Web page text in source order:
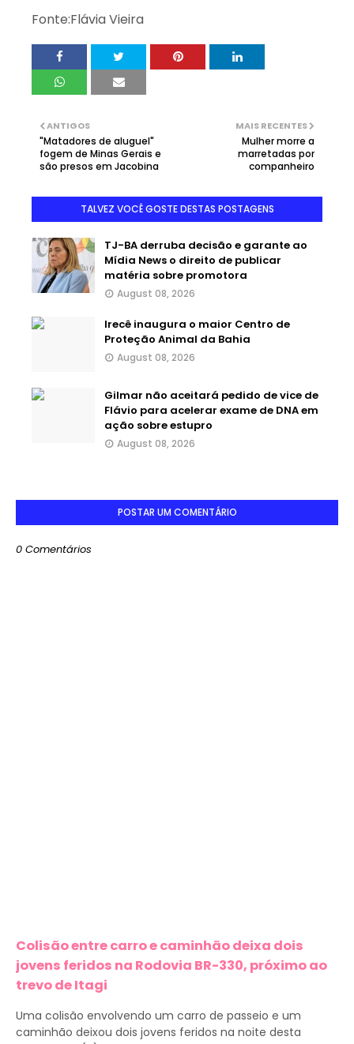
Fonte:Flávia Vieira
MAIS RECENTES
Mulher morre a
marretadas por
companheiro
ANTIGOS
"Matadores de aluguel"
fogem de Minas Gerais e
são presos em Jacobina
TALVEZ VOCÊ GOSTE DESTAS POSTAGENS
TJ-BA derruba decisão e garante ao
Mídia News o direito de publicar
matéria sobre promotora
August 08, 2026
Irecê inaugura o maior Centro de
Proteção Animal da Bahia
August 08, 2026
Gilmar não aceitará pedido de vice de
Flávio para acelerar exame de DNA em
ação sobre estupro
August 08, 2026
POSTAR UM COMENTÁRIO
0 Comentários
Colisão entre carro e caminhão deixa dois
jovens feridos na Rodovia BR-330, próximo ao
trevo de Itagi
Uma colisão envolvendo um carro de passeio e um
caminhão deixou dois jovens feridos na noite desta